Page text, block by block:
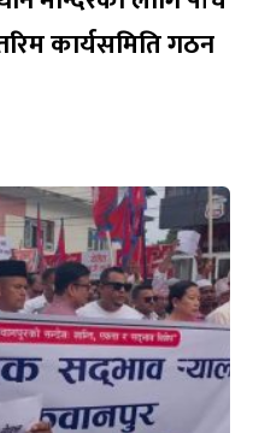
कार्यसमिति गठन